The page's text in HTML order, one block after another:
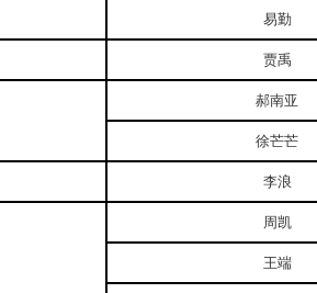
易勤
贾禹
郝南亚
徐芒芒
李浪
周凯
王端